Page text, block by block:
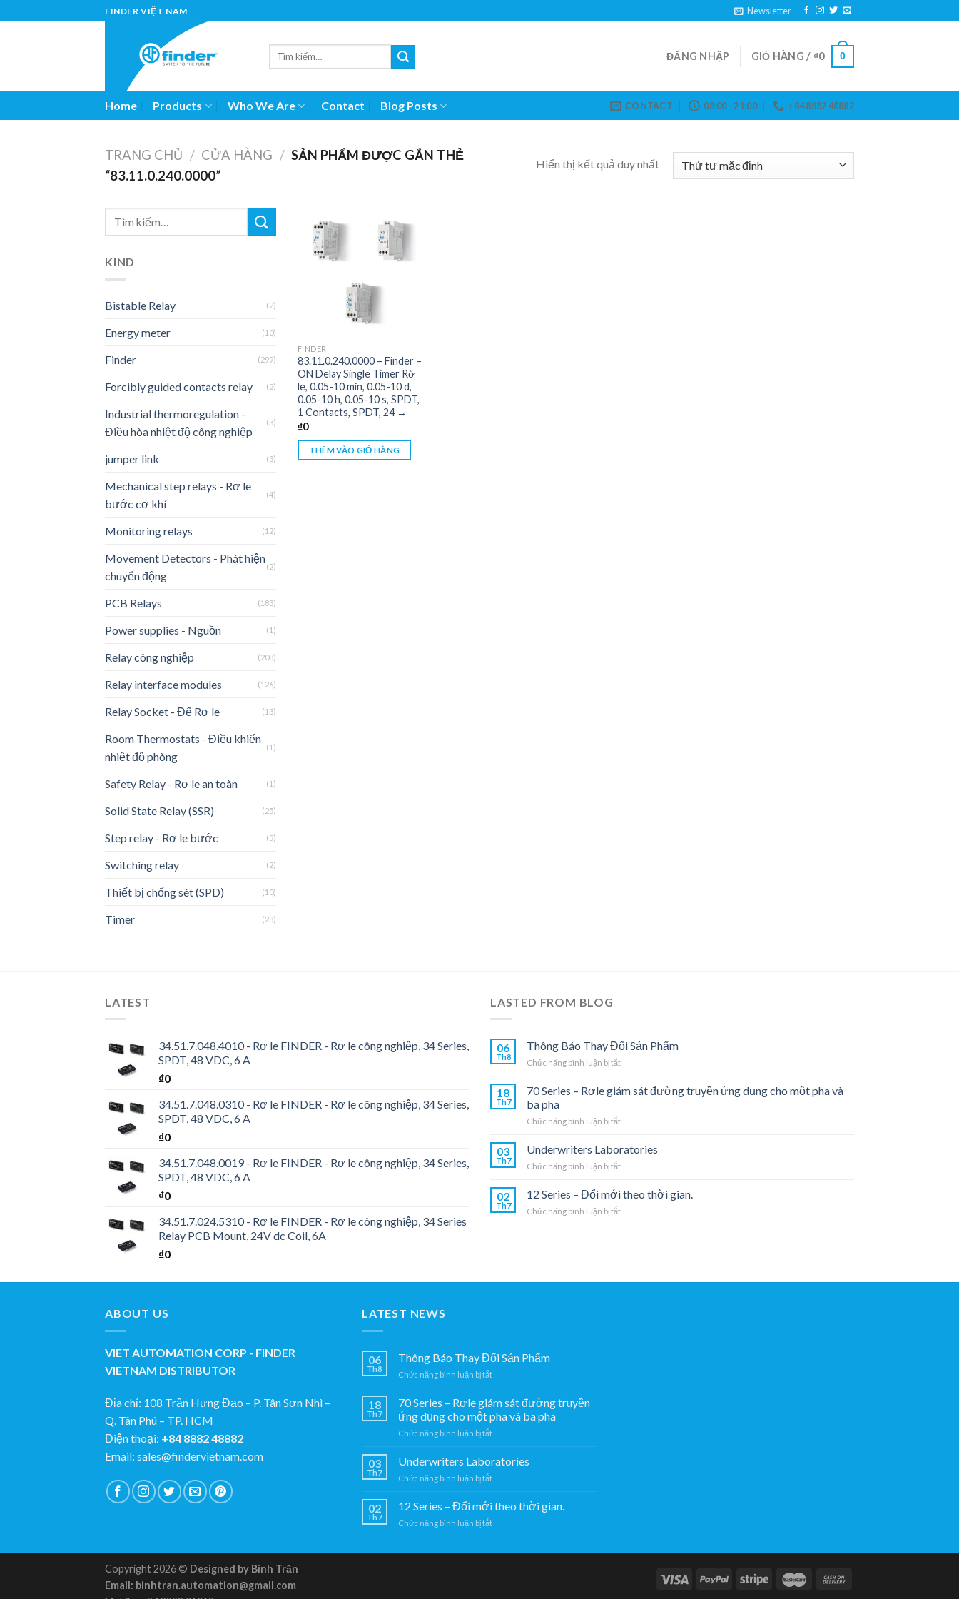
to
FINDER VIỆT NAM Newsletter
ĐĂNG NHẬP GIỎ HÀNG / ₫0 0
Home Products Who We Are Contact Blog Posts CONTACT 08:00 - 21:00 +84 8882 48882
TRANG CHỦ / CỬA HÀNG / SẢN PHẨM ĐƯỢC GẮN THẺ
“83.11.0.240.0000”
Hiển thị kết quả duy nhất
KIND
Bistable Relay (2)
Energy meter (10)
Finder (299)
Forcibly guided contacts relay (2)
Industrial thermoregulation -
Điều hòa nhiệt độ công nghiệp
(3)
jumper link (3)
Mechanical step relays - Rơ le
bước cơ khí
(4)
Monitoring relays (12)
Movement Detectors - Phát hiện
chuyển động
(2)
PCB Relays (183)
Power supplies - Nguồn (1)
Relay công nghiệp (208)
Relay interface modules (126)
Relay Socket - Đế Rơ le (13)
Room Thermostats - Điều khiển
nhiệt độ phòng
(1)
Safety Relay - Rơ le an toàn (1)
Solid State Relay (SSR) (25)
Step relay - Rơ le bước (5)
Switching relay (2)
Thiết bị chống sét (SPD) (10)
Timer (23)
FINDER
83.11.0.240.0000 – Finder –
ON Delay Single Timer Rờ
le, 0.05-10 min, 0.05-10 d,
0.05-10 h, 0.05-10 s, SPDT,
1 Contacts, SPDT, 24 →
₫0
THÊM VÀO GIỎ HÀNG
LATEST
34.51.7.048.4010 - Rơ le FINDER - Rơ le công nghiệp, 34 Series,
SPDT, 48 VDC, 6 A
₫0
34.51.7.048.0310 - Rơ le FINDER - Rơ le công nghiệp, 34 Series,
SPDT, 48 VDC, 6 A
₫0
34.51.7.048.0019 - Rơ le FINDER - Rơ le công nghiệp, 34 Series,
SPDT, 48 VDC, 6 A
₫0
34.51.7.024.5310 - Rơ le FINDER - Rơ le công nghiệp, 34 Series
Relay PCB Mount, 24V dc Coil, 6A
₫0
LASTED FROM BLOG
06
Th8
Thông Báo Thay Đổi Sản Phẩm
Chức năng bình luận bị tắtở
Báo
Sản
18
Th7
70 Series – Rơle giám sát đường truyền ứng dụng cho một pha và
ba pha
Chức năng bình luận bị tắtở
Series
Rơle
sát
03
Th7
Underwriters Laboratories
Chức năng bình luận bị tắtở
Laboratories
02
Th7
12 Series – Đổi mới theo thời gian.
Chức năng bình luận bị tắtở
theo
ABOUT US
VIET AUTOMATION CORP - FINDER
VIETNAM DISTRIBUTOR
Địa chỉ: 108 Trần Hưng Đạo – P. Tân Sơn Nhì –
Q. Tân Phú – TP. HCM
Điện thoại: +84 8882 48882
Email: sales@findervietnam.com
LATEST NEWS
06
Th8
Thông Báo Thay Đổi Sản Phẩm
Chức năng bình luận bị tắtở
Báo
Thay
Đổi
Sản
18
Th7
70 Series – Rơle giám sát đường truyền
ứng dụng cho một pha và ba pha
Chức năng bình luận bị tắtở
Series
–
Rơle
sát
truyền
dụng
03
Th7
Underwriters Laboratories
Chức năng bình luận bị tắtở
Laboratories
02
Th7
12 Series – Đổi mới theo thời gian.
Chức năng bình luận bị tắtở
Copyright 2026 © Designed by Bình Trần
Email: binhtran.automation@gmail.com